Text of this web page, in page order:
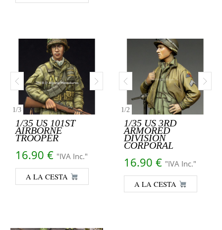
1/3
1/35 US 101ST
AIRBORNE
TROOPER
16.90 € "IVA Inc."
A LA CESTA
1/2
1/35 US 3RD
ARMORED
DIVISION
CORPORAL
16.90 € "IVA Inc."
A LA CESTA